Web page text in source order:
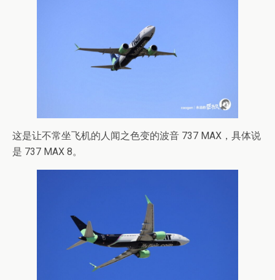
这是让不常坐飞机的人闻之色变的波音 737 MAX，具体说
是 737 MAX 8。